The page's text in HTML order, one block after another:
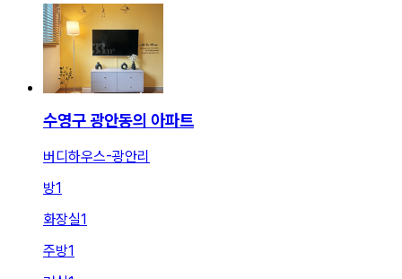
수영구 광안동의 아파트
버디하우스-광안리
방1
화장실1
주방1